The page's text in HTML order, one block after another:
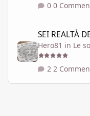
0
SEI REALTÀ
Hero81 in Le
2